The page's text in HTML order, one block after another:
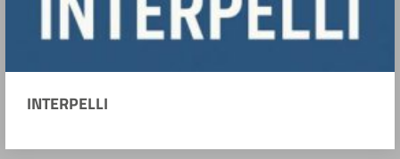
INTERPELLI